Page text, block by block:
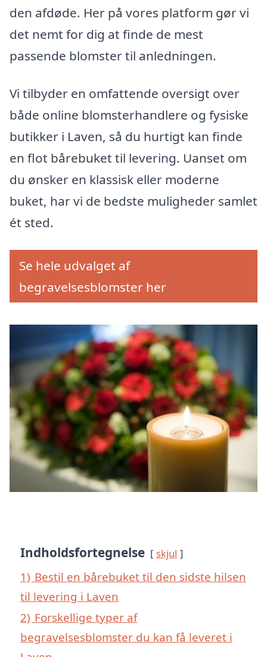
den afdøde. Her på vores platform gør vi
det nemt for dig at finde de mest
passende blomster til anledningen.
Vi tilbyder en omfattende oversigt over
både online blomsterhandlere og fysiske
butikker i Laven, så du hurtigt kan finde
en flot bårebuket til levering. Uanset om
du ønsker en klassisk eller moderne
buket, har vi de bedste muligheder samlet
ét sted.
Se hele udvalget af
begravelsesblomster her
Indholdsfortegnelse skjul
1) Bestil en bårebuket til den sidste hilsen
til levering i Laven
2) Forskellige typer af
begravelsesblomster du kan få leveret i